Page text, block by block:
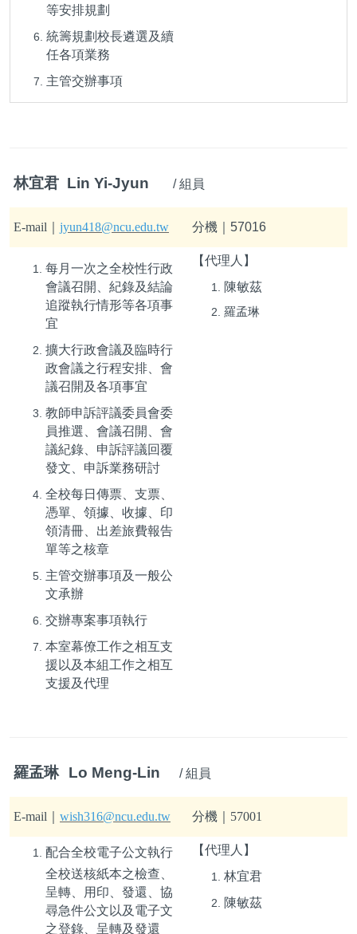
等安排規劃
統籌規劃校長遴選及續
任各項業務
主管交辦事項
林宜君 Lin Yi-Jyun / 組員
E-mail jyun418@ncu.edu.tw 分機｜57016
每月一次之全校性行政
會議召開、紀錄及結論
追蹤執行情形等各項事
宜
擴大行政會議及臨時行
政會議之行程安排、會
議召開及各項事宜
教師申訴評議委員會委
員推選、會議召開、會
議紀錄、申訴評議回覆
發文、申訴業務研討
全校每日傳票、支票、
憑單、領據、收據、印
領清冊、出差旅費報告
單等之核章
主管交辦事項及一般公
文承辦
交辦專案事項執行
本室幕僚工作之相互支
援以及本組工作之相互
支援及代理
【代理人】
陳敏茲
羅孟琳
羅孟琳 Lo Meng-Lin / 組員
E-mail wish316@ncu.edu.tw 分機｜57001
配合全校電子公文執行
全校送核紙本之檢查、
呈轉、用印、發還、協
尋急件公文以及電子文
之登錄、呈轉及發還
【代理人】
林宜君
陳敏茲